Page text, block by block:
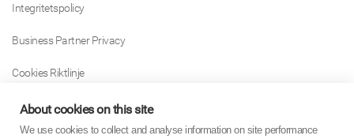
Integritetspolicy
Business Partner Privacy
Cookies Riktlinje
Modern Slavery Act Policy
About cookies on this site
We use cookies to collect and analyse information on site performance